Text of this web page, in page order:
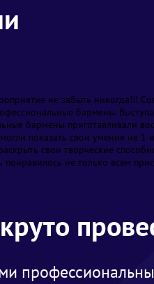
бармены.
бармены приготавливали
показать свои умения не
свои творческие
понравилось не только всем